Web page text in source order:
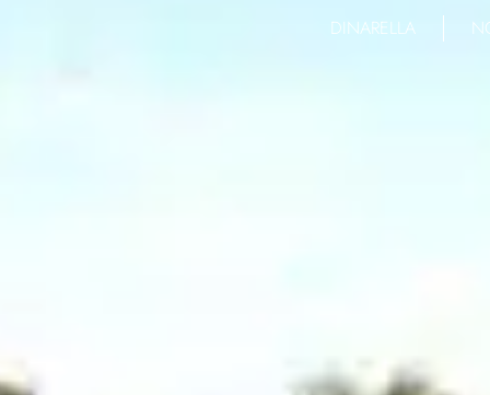
DINARELLA